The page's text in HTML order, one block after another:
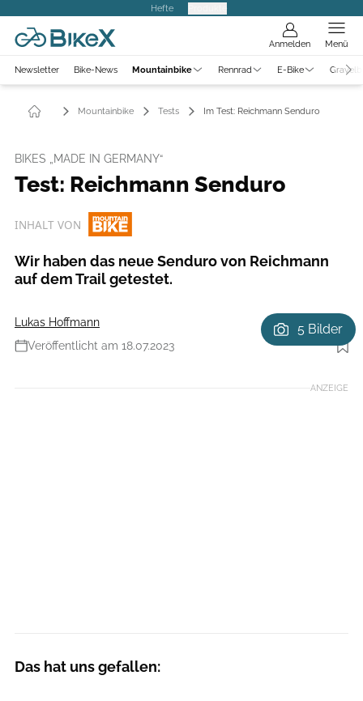
Hefte
Anmelden Menü
Newsletter Bike-News Mountainbike Rennrad E-Bike
Mountainbike Tests Im Test: Reichmann Senduro
BIKES „MADE IN GERMANY“
Test: Reichmann Senduro
INHALT VON
Wir haben das neue Senduro von Reichmann
auf dem Trail getestet.
Lukas Hoffmann
Veröffentlicht am 18.07.2023
Foto: Stefan Eigner
5 Bilder
ANZEIGE
Das hat uns gefallen: